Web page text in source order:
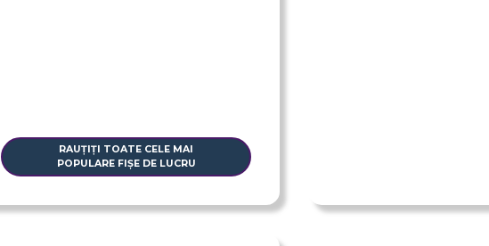
RAUȚIȚI TOATE CELE MAI
POPULARE FIȘE DE LUCRU